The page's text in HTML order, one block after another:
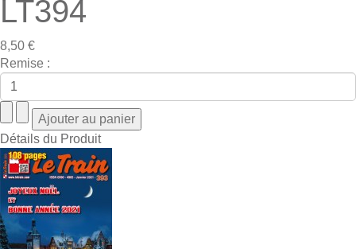
LT394
8,50 €
Remise :
Détails du Produit